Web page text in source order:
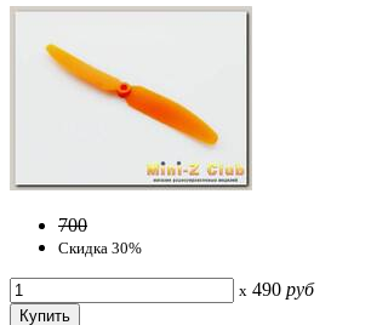
700
Скидка 30%
x 490 руб